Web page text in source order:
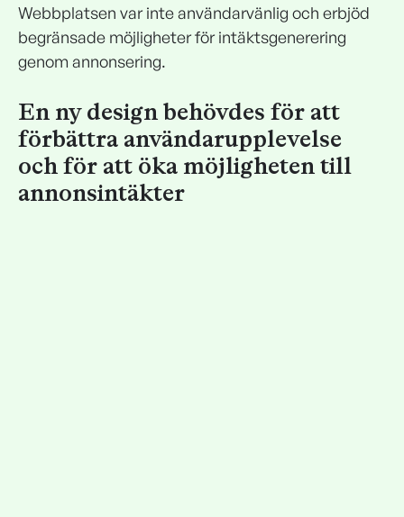
Webbplatsen var inte användarvänlig och erbjöd
begränsade möjligheter för intäktsgenerering
genom annonsering.
En ny design behövdes för att
förbättra användarupplevelse
och för att öka möjligheten till
annonsintäkter